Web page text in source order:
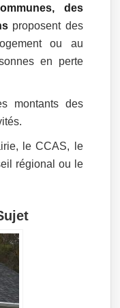
des
proposent des
ou au
en perte
montants des
le CCAS, le
régional ou le